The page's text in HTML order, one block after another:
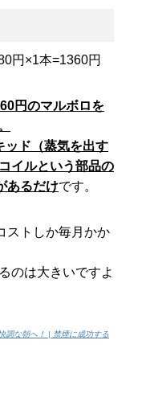
円×1本=1360円
円のマルボロを
ッド（蒸気を出す
イルという部品の
あるだけです。
ストしか毎月かか
のは大きいですよ
調な朝へ！ | 禁煙に成功する